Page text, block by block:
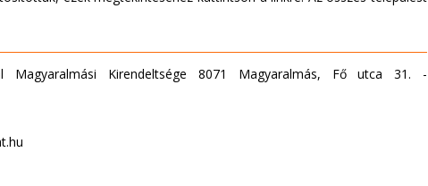
Magyaralmási Kirendeltsége 8071 Magyaralmás, Fő utca 31. -